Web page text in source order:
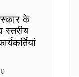
के
स्तरीय
0